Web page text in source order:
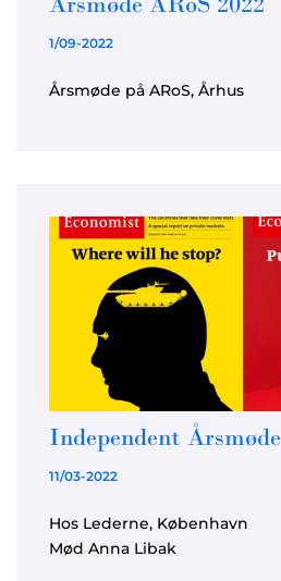
1/09-2022
Årsmøde på ARoS, Århus
Independent Årsmøde
11/03-2022
Hos Lederne, København
Mød Anna Libak